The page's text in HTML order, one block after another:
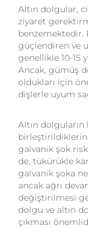
Altın dolgular,
ziyaret
benzemektedir.
güçlendiren ve
genellikle 10-15
Ancak, gümüş
oldukları için
dişlerle uyum
Altın
galvanik şok
de, tükürükle
galvanik şoka
ancak ağrı
değiştirilmesi
dolgu ve altın
çıkması